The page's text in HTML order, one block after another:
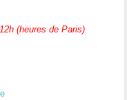
(heures de Paris)